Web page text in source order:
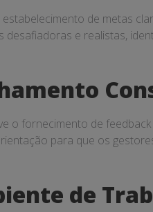
de metas
e realistas,
o fornecimento de
para que os
de